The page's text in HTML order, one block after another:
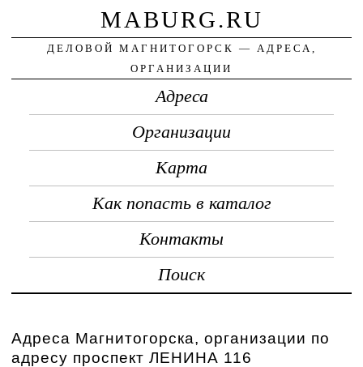
MABURG.RU
ДЕЛОВОЙ МАГНИТОГОРСК — АДРЕСА,
ОРГАНИЗАЦИИ
Адреса
Организации
Карта
Как попасть в каталог
Контакты
Поиск
Адреса Магнитогорска, организации по
адресу проспект ЛЕНИНА 116